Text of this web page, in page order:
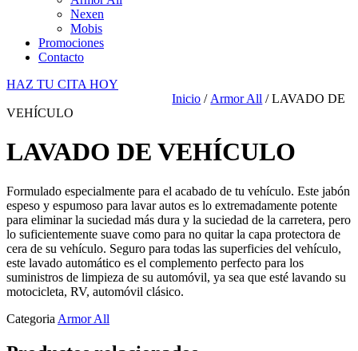
Nexen
Mobis
Promociones
Contacto
HAZ TU CITA HOY
Inicio / Armor All / LAVADO DE
VEHÍCULO
LAVADO DE VEHÍCULO
Formulado especialmente para el acabado de tu vehículo. Este jabón
espeso y espumoso para lavar autos es lo extremadamente potente
para eliminar la suciedad más dura y la suciedad de la carretera, pero
lo suficientemente suave como para no quitar la capa protectora de
cera de su vehículo. Seguro para todas las superficies del vehículo,
este lavado automático es el complemento perfecto para los
suministros de limpieza de su automóvil, ya sea que esté lavando su
motocicleta, RV, automóvil clásico.
Categoria Armor All